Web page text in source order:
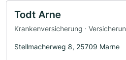
Todt Arne
Krankenversicherung ·
Stellmacherweg 8, 25709 Marne